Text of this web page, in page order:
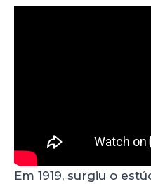
Em 1919, surgiu o